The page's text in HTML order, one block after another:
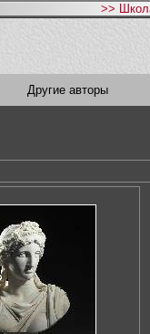
>>
Другие авторы